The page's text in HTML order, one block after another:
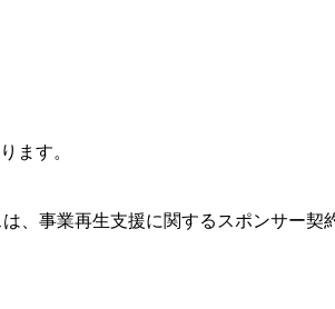
ます。
、事業再生支援に関するスポンサー契